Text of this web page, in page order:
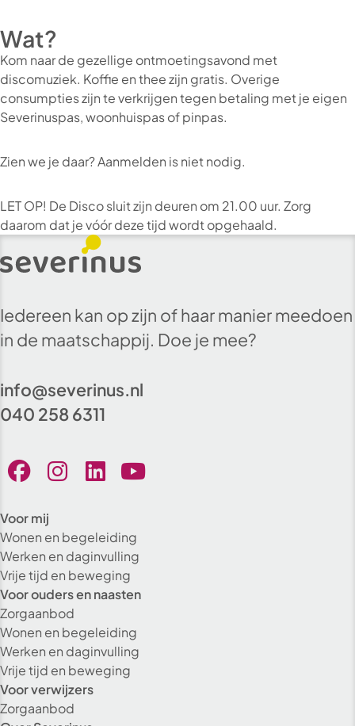
Wat?
Kom naar de gezellige ontmoetingsavond met
discomuziek. Koffie en thee zijn gratis. Overige
consumpties zijn te verkrijgen tegen betaling met je eigen
Severinuspas, woonhuispas of pinpas.
Zien we je daar? Aanmelden is niet nodig.
LET OP! De Disco sluit zijn deuren om 21.00 uur. Zorg
daarom dat je vóór deze tijd wordt opgehaald.
Iedereen kan op zijn of haar manier meedoen
in de maatschappij. Doe je mee?
info@severinus.nl
040 258 6311
Voor mij
Wonen en begeleiding
Werken en daginvulling
Vrije tijd en beweging
Voor ouders en naasten
Zorgaanbod
Wonen en begeleiding
Werken en daginvulling
Vrije tijd en beweging
Voor verwijzers
Zorgaanbod